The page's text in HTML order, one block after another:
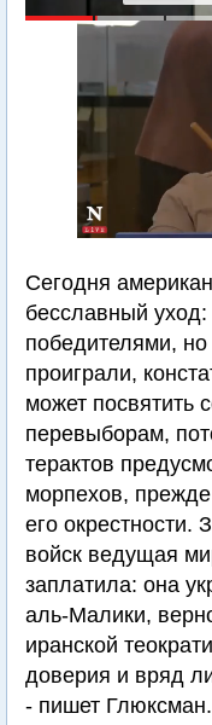
Сегодня
бесславный
победителями,
проиграли,
может посвятить
перевыборам,
терактов
морпехов,
его окрестности.
войск ведущая
заплатила: она
аль-Малики,
иранской
доверия и вряд
- пишет